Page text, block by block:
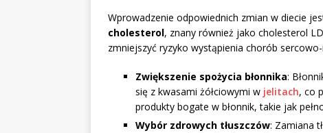
Wprowadzenie odpowiednich zmian w diecie
cholesterol, znany również jako cholesterol
zmniejszyć ryzyko wystąpienia chorób
Zwiększenie spożycia błonnika:
się z kwasami żółciowymi w jelitach, co
produkty bogate w błonnik, takie jak
Wybór zdrowych tłuszczów: Zamiana